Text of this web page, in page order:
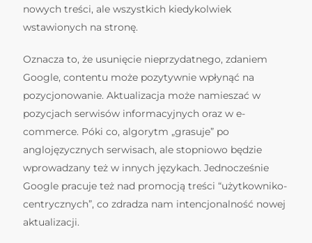
nowych treści, ale wszystkich kiedykolwiek
wstawionych na stronę.
Oznacza to, że usunięcie nieprzydatnego, zdaniem
Google, contentu może pozytywnie wpłynąć na
pozycjonowanie. Aktualizacja może namieszać w
pozycjach serwisów informacyjnych oraz w e-
commerce. Póki co, algorytm „grasuje” po
anglojęzycznych serwisach, ale stopniowo będzie
wprowadzany też w innych językach. Jednocześnie
Google pracuje też nad promocją treści “użytkowniko-
centrycznych”, co zdradza nam intencjonalność nowej
aktualizacji.